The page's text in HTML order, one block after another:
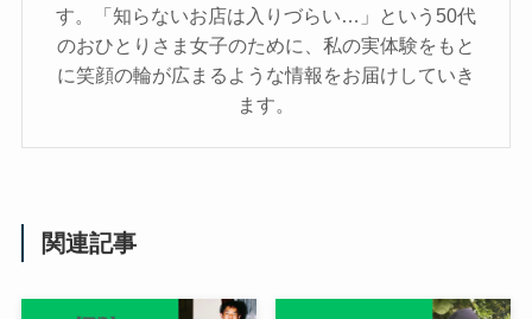
す。「知らないお店は入りづらい…」という50代
のおひとりさま女子のために、私の実体験をもと
に笑顔の輪が広まるような情報をお届けしていき
ます。
関連記事